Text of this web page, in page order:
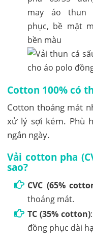
Cotton 100% có
Cotton thoáng mát
xử lý sợi kém. Phù
ngắn ngày.
Vải cotton pha
sao?
CVC (65%
thoáng mát.
TC (35% cotton)
đồng phục dài